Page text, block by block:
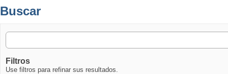
Buscar
Filtros
Use filtros para refinar sus resultados.